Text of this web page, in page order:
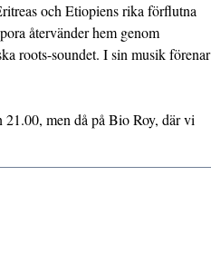
och Etiopiens rika förflutna
återvänder hem genom
roots-soundet. I sin musik förenar
men då på Bio Roy, där vi